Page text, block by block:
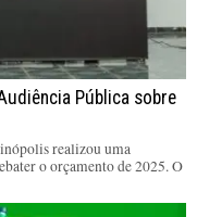
Pública sobre
realizou uma
o orçamento de 2025. O